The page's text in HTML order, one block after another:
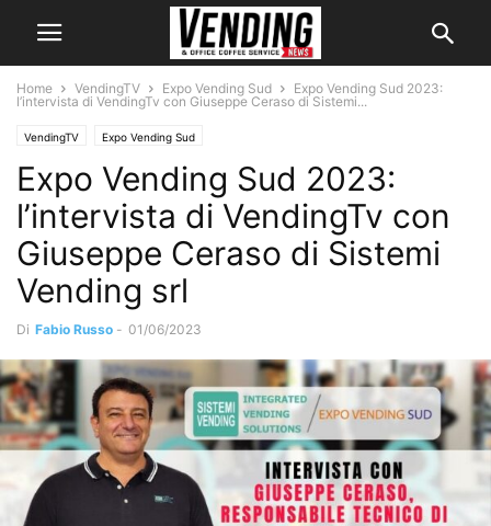
Home VendingTV Expo Vending Sud
Expo Vending Sud 2023:
l’intervista di VendingTv con Giuseppe Ceraso di Sistemi...
VendingTV Expo Vending Sud
Expo Vending Sud 2023:
l’intervista di VendingTv con
Giuseppe Ceraso di Sistemi
Vending srl
Di Fabio Russo - 01/06/2023